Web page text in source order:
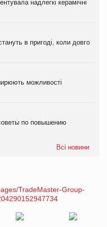
надлегкі керамічні
в пригоді, коли довго
можливості
по повышению
Всі новини